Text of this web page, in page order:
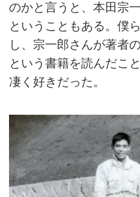
のかと言うと、本田宗
ということもある。僕
し、宗一郎さんが著者
という書籍を読んだこ
凄く好きだった。